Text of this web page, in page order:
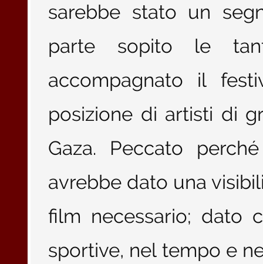
sarebbe stato un
parte sopito le
accompagnato il
posizione di artisti di
Gaza. Peccato
avrebbe dato una
film necessario; dato
sportive, nel tempo e